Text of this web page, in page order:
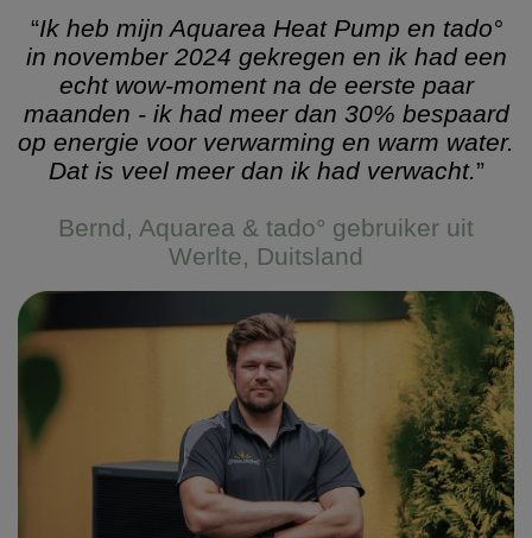
“Ik heb mijn Aquarea Heat Pump en tado°
in november 2024 gekregen en ik had een
echt wow-moment na de eerste paar
maanden - ik had meer dan 30% bespaard
op energie voor verwarming en warm water.
Dat is veel meer dan ik had verwacht.”
Bernd, Aquarea & tado° gebruiker uit
Werlte, Duitsland